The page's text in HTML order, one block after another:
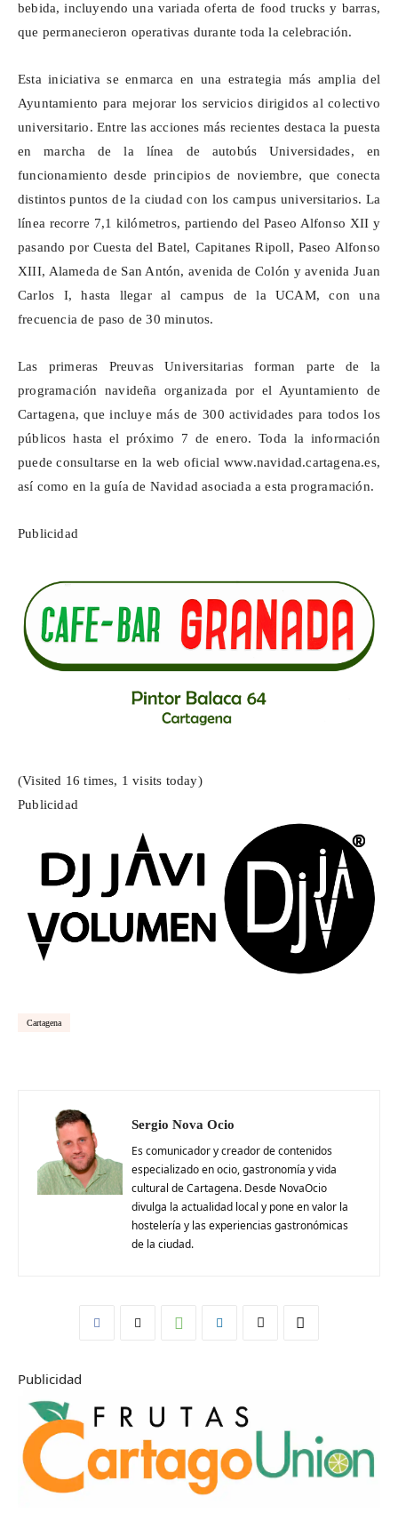
bebida, incluyendo una variada oferta de food trucks y barras,
que permanecieron operativas durante toda la celebración.
Esta iniciativa se enmarca en una estrategia más amplia del
Ayuntamiento para mejorar los servicios dirigidos al colectivo
universitario. Entre las acciones más recientes destaca la puesta
en marcha de la línea de autobús Universidades, en
funcionamiento desde principios de noviembre, que conecta
distintos puntos de la ciudad con los campus universitarios. La
línea recorre 7,1 kilómetros, partiendo del Paseo Alfonso XII y
pasando por Cuesta del Batel, Capitanes Ripoll, Paseo Alfonso
XIII, Alameda de San Antón, avenida de Colón y avenida Juan
Carlos I, hasta llegar al campus de la UCAM, con una
frecuencia de paso de 30 minutos.
Las primeras Preuvas Universitarias forman parte de la
programación navideña organizada por el Ayuntamiento de
Cartagena, que incluye más de 300 actividades para todos los
públicos hasta el próximo 7 de enero. Toda la información
puede consultarse en la web oficial www.navidad.cartagena.es,
así como en la guía de Navidad asociada a esta programación.
Publicidad
(Visited 16 times, 1 visits today)
Publicidad
Cartagena
Sergio Nova Ocio
Es comunicador y creador de contenidos
especializado en ocio, gastronomía y vida
cultural de Cartagena. Desde NovaOcio
divulga la actualidad local y pone en valor la
hostelería y las experiencias gastronómicas
de la ciudad.
Publicidad